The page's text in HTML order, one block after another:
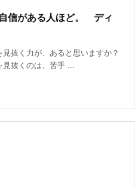
信がある人ほど。 ディ
抜く力が、あると思いますか？
見抜くのは、苦手 ...